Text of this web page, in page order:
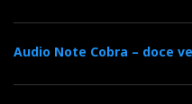
Audio Note Cobra – doce